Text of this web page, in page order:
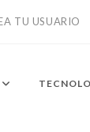
TU USUARIO